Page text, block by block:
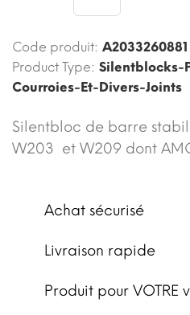
Code produit: A2033260881
Product Type: Silentblocks-
Courroies-Et-Divers-Joints
Silentbloc de barre
W203 et W209 dont
Achat sécurisé
Livraison rapide
Produit pour VOTRE